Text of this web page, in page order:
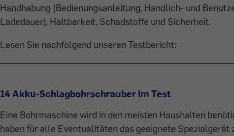
Handhabung (Bedienungsanleitung, Handlich- und
Ladedauer), Haltbarkeit, Schadstoffe und Sicherheit.
Lesen Sie nachfolgend unseren Testbericht:
14 Akku-Schlagbohrschrauber im Test
Eine Bohrmaschine wird in den meisten Haushalten
haben für alle Eventualitäten das geeignete Spezialgerät